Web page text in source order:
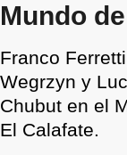
Mundo
Franco
Wegrzyn y
Chubut en el
El Calafate.